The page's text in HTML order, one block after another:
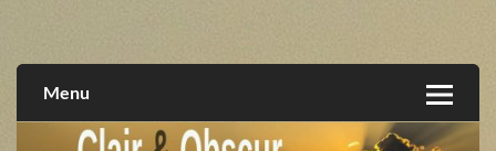
extrêmes, alternatives, texturales
Menu